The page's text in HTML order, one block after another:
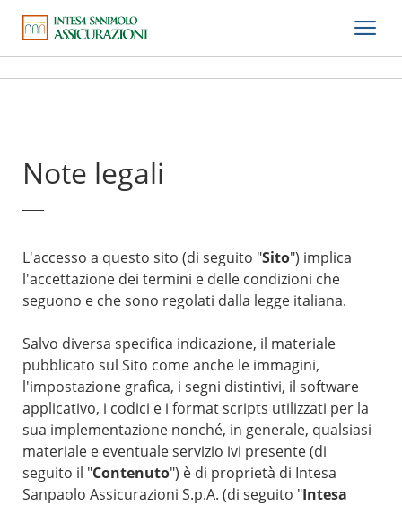
Note legali
L'accesso a questo sito (di seguito "Sito") implica
l'accettazione dei termini e delle condizioni che
seguono e che sono regolati dalla legge italiana.
Salvo diversa specifica indicazione, il materiale
pubblicato sul Sito come anche le immagini,
l'impostazione grafica, i segni distintivi, il software
applicativo, i codici e i format scripts utilizzati per la
sua implementazione nonché, in generale, qualsiasi
materiale e eventuale servizio ivi presente (di
seguito il "Contenuto") è di proprietà di Intesa
Sanpaolo Assicurazioni S.p.A. (di seguito "Intesa